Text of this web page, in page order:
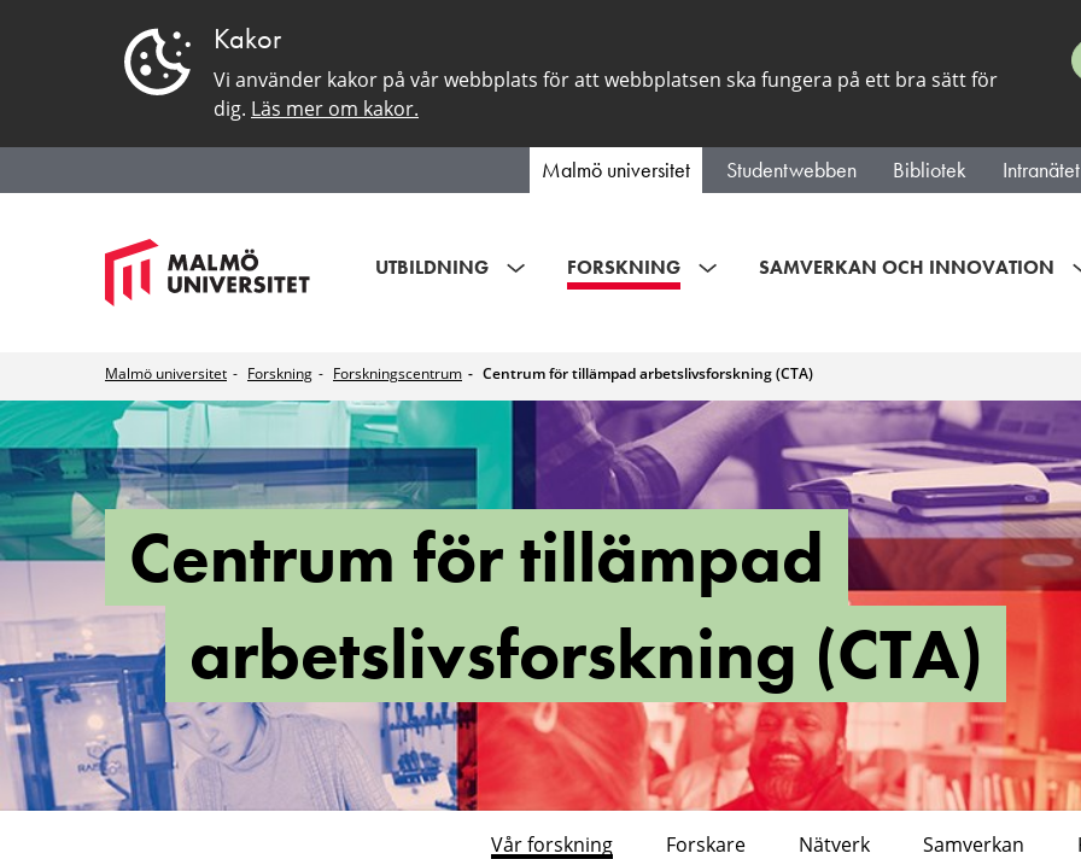
Kakor
Vi använder kakor på vår webbplats för att webbplatsen ska fungera på ett bra sätt för
dig. Läs mer om kakor.
Malmö universitet Studentwebben Bibliotek Intranätet
UTBILDNING FORSKNING SAMVERKAN OCH INNOVATION
Malmö universitet Forskning Forskningscentrum Centrum för tillämpad arbetslivsforskning (CTA)
Centrum
för
tillämpad
arbetslivsforskning
(CTA)
Centrum för tillämpad
arbetslivsforskning (CTA)
Vår forskning Forskare Nätverk Samverkan